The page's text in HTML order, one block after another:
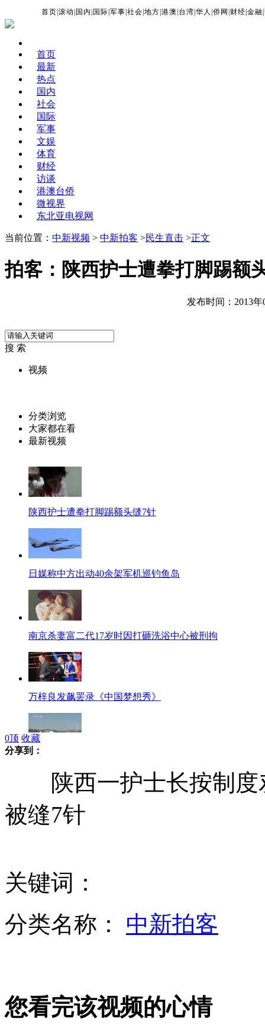
首页 |滚动 国内 国际 |军事 |社会 |地方 |港澳 台湾 |华人 |侨网 财经 |金融 |
首页
最新
热点
国内
社会
国际
军事
文娱
体育
财经
访谈
港澳台侨
微视界
东北亚电视网
当前位置： 中新视频 > 中新拍客 >民生直击 >正文
拍客：陕西护士遭拳打脚踢额
发布时间：2013年
搜 索
视频
分类浏览
大家都在看
最新视频
陕西护士遭拳打脚踢额头缝7针
日媒称中方出动40余架军机巡钓鱼岛
南京杀妻富二代17岁时因打砸洗浴中心被刑拘
万梓良发飙罢录《中国梦想秀》
首批韩方人员撤离开城工业园
南京80后富二代砍死90后娇妻 昔日婚礼视频曝光
山东在建桥梁塌陷3死多伤
0顶 收藏
分享到：
陕西一护士长按制度
被缝7针
关键词：
分类名称： 中新拍客
您看完该视频的心情